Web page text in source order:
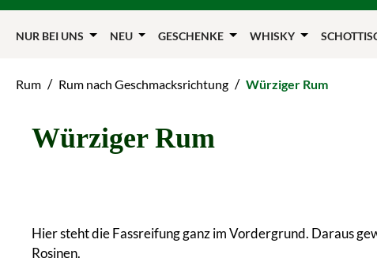
NUR BEI UNS NEU GESCHENKE WHISKY
Rum / Rum nach Geschmacksrichtung / Würziger Rum
Würziger Rum
Hier steht die Fassreifung ganz im Vordergrund. Daraus
Rosinen.